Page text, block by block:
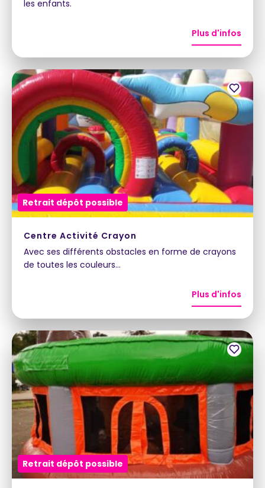
les enfants.
Plus d'infos
Retrait dépôt possible
Centre Activité Crayon
Avec ses différents obstacles en forme de crayons
de toutes les couleurs…
Plus d'infos
Retrait dépôt possible